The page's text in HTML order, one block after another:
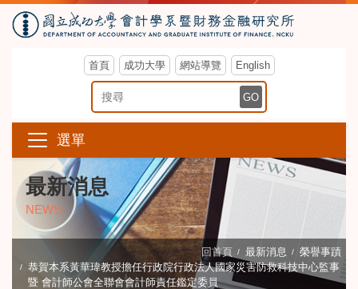
首頁 成功大學 網站導覽 English
搜尋關鍵字 GO
選單
最新消息
NEWS
回首頁 最新消息
榮譽事蹟
恭賀本系黃華瑋教授擔任行政院行政法人國家災害防救科技中心監事
暨 會計師公會全聯會會計師責任鑑定委員